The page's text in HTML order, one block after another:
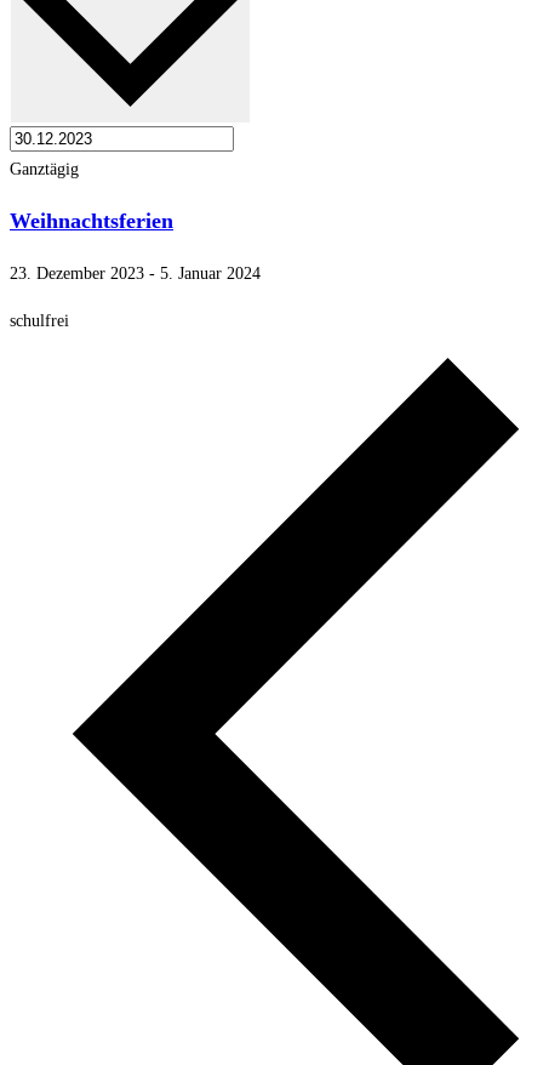
Ganztägig
Weihnachtsferien
23. Dezember 2023 - 5. Januar 2024
schulfrei